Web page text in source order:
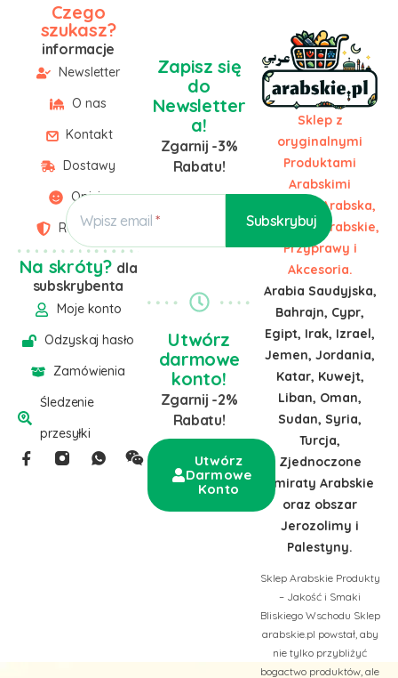
Czego
szukasz?
informacje
Newsletter
O nas
Kontakt
Dostawy
Opinie
Regulamin
Na skróty? dla
subskrybenta
Moje konto
Odzyskaj hasło
Zamówienia
Śledzenie
przesyłki
Sklep z
oryginalnymi
Produktami
Arabskimi
Żywność Arabska,
Słodycze Arabskie,
Przyprawy i
Akcesoria.
Arabia Saudyjska,
Bahrajn, Cypr,
Egipt, Irak, Izrael,
Jemen, Jordania,
Katar, Kuwejt,
Liban, Oman,
Sudan, Syria,
Turcja,
Zjednoczone
Emiraty Arabskie
oraz obszar
Jerozolimy i
Palestyny.
Sklep Arabskie Produkty
– Jakość i Smaki
Bliskiego Wschodu Sklep
arabskie.pl powstał, aby
nie tylko przybliżyć
bogactwo produktów, ale
Zapisz się
do
Newsletter
a!
Zgarnij -3%
Rabatu!
Wpisz email
Utwórz
darmowe
konto!
Zgarnij -2%
Rabatu!
Utwórz
Darmowe
Konto